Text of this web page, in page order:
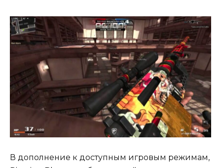
В дополнение к доступным игровым режимам,